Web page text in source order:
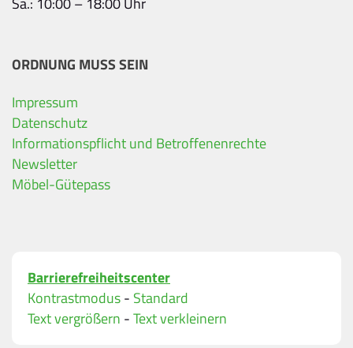
ORDNUNG MUSS SEIN
Impressum
Datenschutz
Informationspflicht und Betroffenenrechte
Newsletter
Möbel-Gütepass
Barrierefreiheitscenter
Kontrastmodus- Standard
Text vergrößern -Text verkleinern
Ihre Kontaktdaten
Alle mit Stern gekennzeichneten Felder sind
Name
Bitte geben Sie eine gültige E-Mail-Adresse ein.
Telefon*